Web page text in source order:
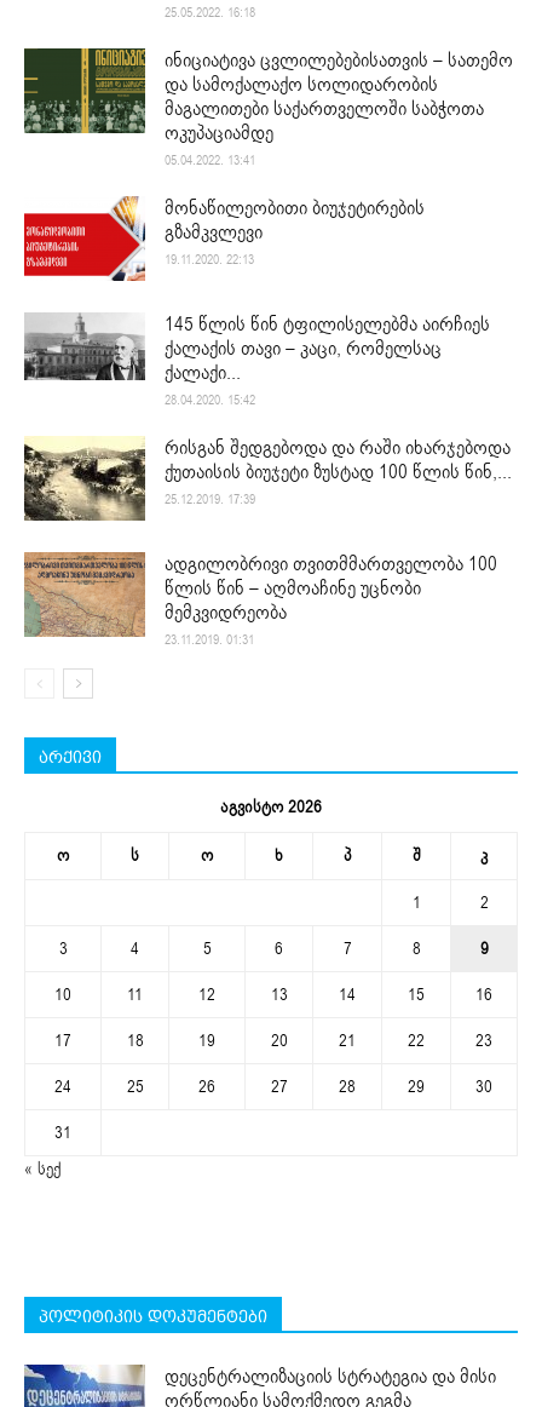
25.05.2022. 16:18
ინიციატივა ცვლილებებისათვის – სათემო
და სამოქალაქო სოლიდარობის
მაგალითები საქართველოში საბჭოთა
ოკუპაციამდე
05.04.2022. 13:41
მონაწილეობითი ბიუჯეტირების
გზამკვლევი
19.11.2020. 22:13
145 წლის წინ ტფილისელებმა აირჩიეს
ქალაქის თავი – კაცი, რომელსაც
ქალაქი...
28.04.2020. 15:42
რისგან შედგებოდა და რაში იხარჯებოდა
ქუთაისის ბიუჯეტი ზუსტად 100 წლის წინ,...
25.12.2019. 17:39
ადგილობრივი თვითმმართველობა 100
წლის წინ – აღმოაჩინე უცნობი
მემკვიდრეობა
23.11.2019. 01:31
არქივი
აგვისტო 2026
ო ს ო ხ პ შ კ
1
2
3
4 5 6 7 8
9
10
11 12 13 14 15
16
17
18 19 20 21 22
23
24
25 26 27 28 29
30
31
« სექ
პოლიტიკის დოკუმენტები
დეცენტრალიზაციის სტრატეგია და მისი
ორწლიანი სამოქმედო გეგმა